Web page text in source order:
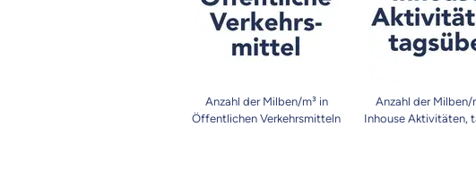
Anzahl der Milben/m³ in
Öffentlichen Verkehrsmitteln
Anzahl der Milben/
Inhouse Aktivitäten,
Vergleich mit anderen Tarifen
Wir helfen dir dabei
Wozu dürfen wir dich